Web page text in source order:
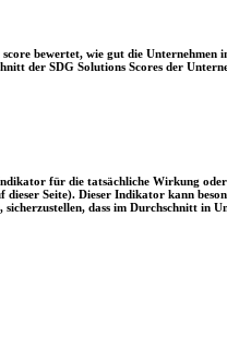
score bewertet, wie gut die
der SDG Solutions Scores der
für die tatsächliche Wirkung
dieser Seite). Dieser Indikator kann
sicherzustellen, dass im Durchschnitt in